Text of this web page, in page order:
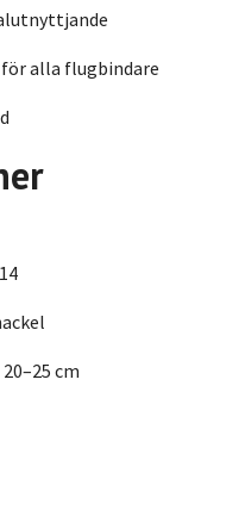
alla flugbindare
cm